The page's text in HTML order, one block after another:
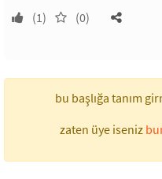
(1) (0)
bu başlığa tanım
zaten üye iseniz